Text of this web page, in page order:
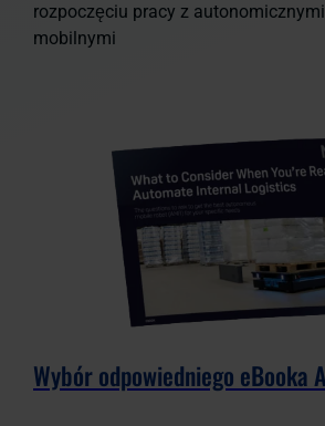
rozpoczęciu pracy z
mobilnymi
Wybór odpowiedniego eBooka